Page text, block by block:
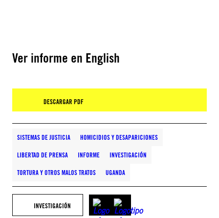
Ver informe en English
DESCARGAR PDF
SISTEMAS DE JUSTICIA HOMICIDIOS Y DESAPARICIONES
LIBERTAD DE PRENSA INFORME INVESTIGACIÓN
TORTURA Y OTROS MALOS TRATOS UGANDA
INVESTIGACIÓN